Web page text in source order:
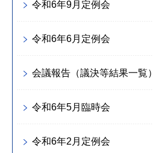
令和6年9月定例会
令和6年6月定例会
会議報告（議決等結果一覧）
令和6年5月臨時会
令和6年2月定例会